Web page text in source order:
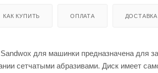
КАК КУПИТЬ ОПЛАТА ДОСТАВКА
для машинки предназначена
сетчатыми абразивами. Диск имеет